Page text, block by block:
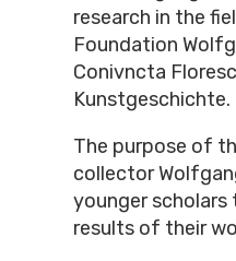
research in the
Foundation
Conivncta
Kunstgeschichte.
The purpose of
collector
younger
results of their